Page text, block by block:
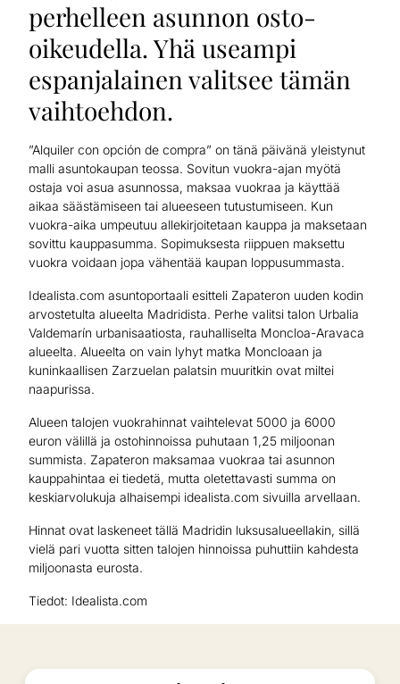
perhelleen asunnon osto-
oikeudella. Yhä useampi
espanjalainen valitsee tämän
vaihtoehdon.
”Alquiler con opción de compra” on tänä päivänä yleistynut
malli asuntokaupan teossa. Sovitun vuokra-ajan myötä
ostaja voi asua asunnossa, maksaa vuokraa ja käyttää
aikaa säästämiseen tai alueeseen tutustumiseen. Kun
vuokra-aika umpeutuu allekirjoitetaan kauppa ja maksetaan
sovittu kauppasumma. Sopimuksesta riippuen maksettu
vuokra voidaan jopa vähentää kaupan loppusummasta.
Idealista.com asuntoportaali esitteli Zapateron uuden kodin
arvostetulta alueelta Madridista. Perhe valitsi talon Urbalia
Valdemarín urbanisaatiosta, rauhalliselta Moncloa-Aravaca
alueelta. Alueelta on vain lyhyt matka Moncloaan ja
kuninkaallisen Zarzuelan palatsin muuritkin ovat miltei
naapurissa.
Alueen talojen vuokrahinnat vaihtelevat 5000 ja 6000
euron välillä ja ostohinnoissa puhutaan 1,25 miljoonan
summista. Zapateron maksamaa vuokraa tai asunnon
kauppahintaa ei tiedetä, mutta oletettavasti summa on
keskiarvolukuja alhaisempi idealista.com sivuilla arvellaan.
Hinnat ovat laskeneet tällä Madridin luksusalueellakin, sillä
vielä pari vuotta sitten talojen hinnoissa puhuttiin kahdesta
miljoonasta eurosta.
Tiedot: Idealista.com